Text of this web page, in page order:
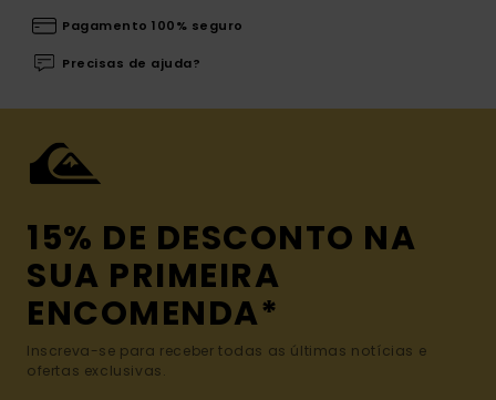
Pagamento 100% seguro
Precisas de ajuda?
15% DE DESCONTO NA
SUA PRIMEIRA
ENCOMENDA*
Inscreva-se para receber todas as últimas notícias e
ofertas exclusivas.